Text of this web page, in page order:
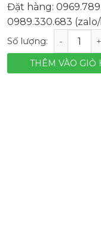
Đặt hàng:
0989.330.683 (zalo/
Bình Libbey Bitter
THÊM VÀO GIỎ